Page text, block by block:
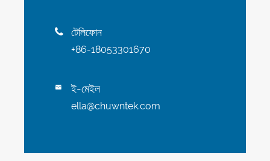
 টেলিফোন
+86-18053301670
 ই-মেইল
ella@chuwntek.com